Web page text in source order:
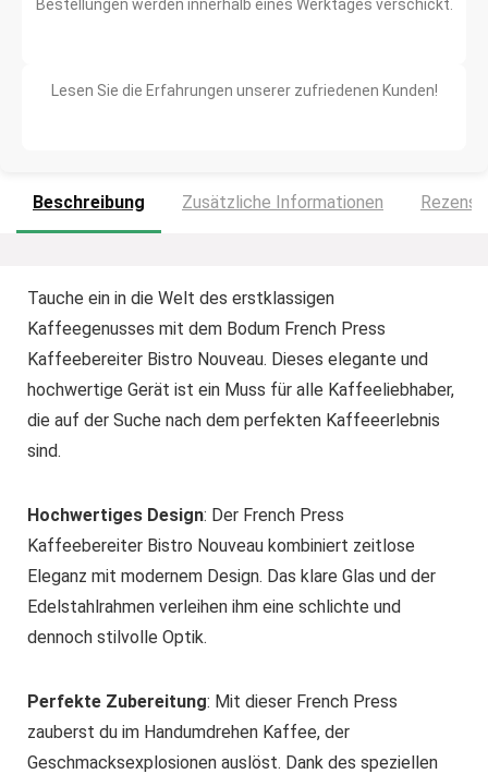
Bestellungen werden innerhalb eines Werktages verschickt.
Lesen Sie die Erfahrungen unserer zufriedenen Kunden!
Beschreibung Zusätzliche Informationen
Tauche ein in die Welt des erstklassigen
Kaffeegenusses mit dem Bodum French Press
Kaffeebereiter Bistro Nouveau. Dieses elegante und
hochwertige Gerät ist ein Muss für alle Kaffeeliebhaber,
die auf der Suche nach dem perfekten Kaffeeerlebnis
sind.
Hochwertiges Design: Der French Press
Kaffeebereiter Bistro Nouveau kombiniert zeitlose
Eleganz mit modernem Design. Das klare Glas und der
Edelstahlrahmen verleihen ihm eine schlichte und
dennoch stilvolle Optik.
Perfekte Zubereitung: Mit dieser French Press
zauberst du im Handumdrehen Kaffee, der
Geschmacksexplosionen auslöst. Dank des speziellen